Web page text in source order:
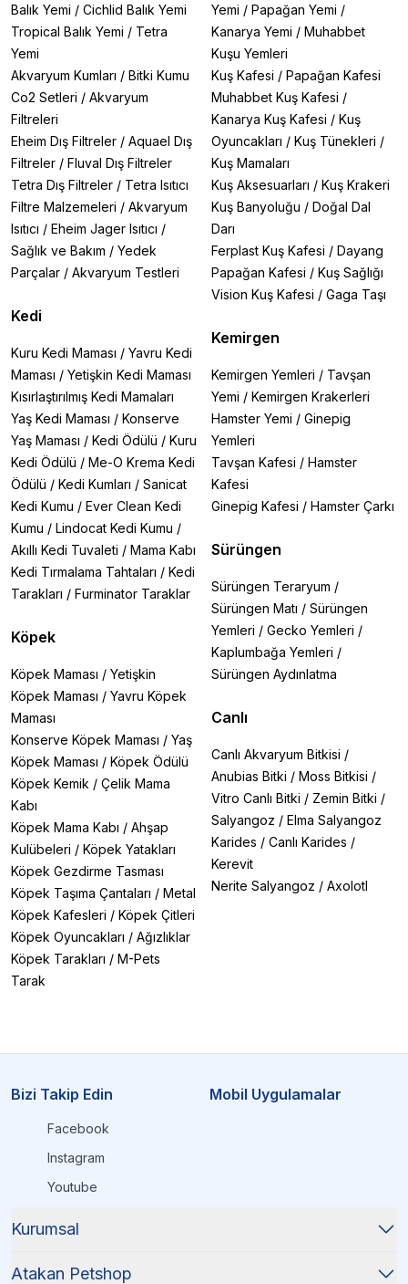
Balık Yemi / Cichlid Balık Yemi
Tropical Balık Yemi / Tetra
Yemi
Akvaryum Kumları / Bitki Kumu
Co2 Setleri / Akvaryum
Filtreleri
Eheim Dış Filtreler / Aquael Dış
Filtreler / Fluval Dış Filtreler
Tetra Dış Filtreler / Tetra Isıtıcı
Filtre Malzemeleri / Akvaryum
Isıtıcı / Eheim Jager Isıtıcı /
Sağlık ve Bakım / Yedek
Parçalar / Akvaryum Testleri
Kedi
Kuru Kedi Maması / Yavru Kedi
Maması / Yetişkin Kedi Maması
Kısırlaştırılmış Kedi Mamaları
Yaş Kedi Maması / Konserve
Yaş Maması / Kedi Ödülü / Kuru
Kedi Ödülü / Me-O Krema Kedi
Ödülü / Kedi Kumları / Sanicat
Kedi Kumu / Ever Clean Kedi
Kumu / Lindocat Kedi Kumu /
Akıllı Kedi Tuvaleti / Mama Kabı
Kedi Tırmalama Tahtaları / Kedi
Tarakları / Furminator Taraklar
Köpek
Köpek Maması / Yetişkin
Köpek Maması / Yavru Köpek
Maması
Konserve Köpek Maması / Yaş
Köpek Maması / Köpek Ödülü
Köpek Kemik / Çelik Mama
Kabı
Köpek Mama Kabı / Ahşap
Kulübeleri / Köpek Yatakları
Köpek Gezdirme Tasması
Köpek Taşıma Çantaları / Metal
Köpek Kafesleri / Köpek Çitleri
Köpek Oyuncakları / Ağızlıklar
Köpek Tarakları / M-Pets
Tarak
Yemi / Papağan Yemi /
Kanarya Yemi / Muhabbet
Kuşu Yemleri
Kuş Kafesi / Papağan Kafesi
Muhabbet Kuş Kafesi /
Kanarya Kuş Kafesi / Kuş
Oyuncakları / Kuş Tünekleri /
Kuş Mamaları
Kuş Aksesuarları / Kuş Krakeri
Kuş Banyoluğu / Doğal Dal
Darı
Ferplast Kuş Kafesi / Dayang
Papağan Kafesi / Kuş Sağlığı
Vision Kuş Kafesi / Gaga Taşı
Kemirgen
Kemirgen Yemleri / Tavşan
Yemi / Kemirgen Krakerleri
Hamster Yemi / Ginepig
Yemleri
Tavşan Kafesi / Hamster
Kafesi
Ginepig Kafesi / Hamster Çarkı
Sürüngen
Sürüngen Teraryum /
Sürüngen Matı / Sürüngen
Yemleri / Gecko Yemleri /
Kaplumbağa Yemleri /
Sürüngen Aydınlatma
Canlı
Canlı Akvaryum Bitkisi /
Anubias Bitki / Moss Bitkisi /
Vitro Canlı Bitki / Zemin Bitki /
Salyangoz / Elma Salyangoz
Karides / Canlı Karides /
Kerevit
Nerite Salyangoz / Axolotl
Bizi Takip Edin
Facebook
Instagram
Youtube
Mobil Uygulamalar
Kurumsal
Atakan Petshop